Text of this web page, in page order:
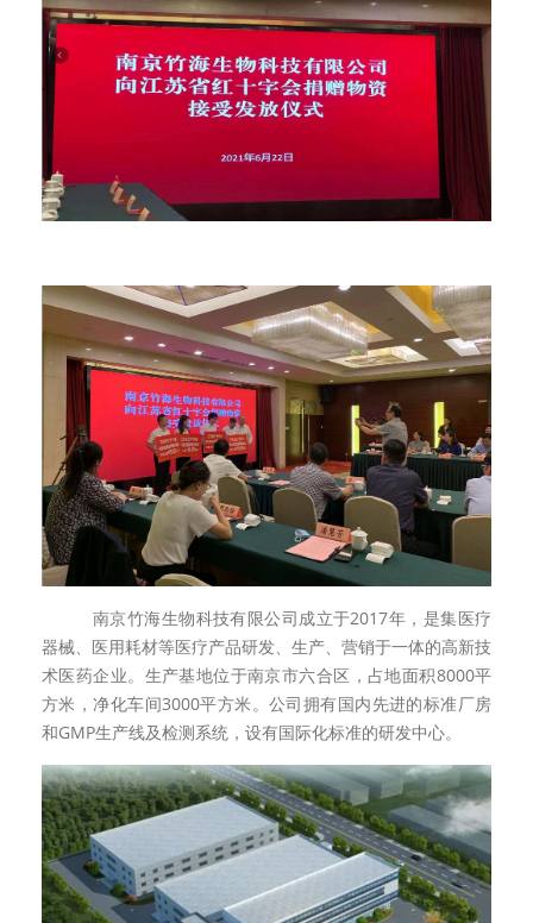
南京竹海生物科技有限公司成立于2017年，是集医疗
器械、医用耗材等医疗产品研发、生产、营销于一体的高新技
术医药企业。生产基地位于南京市六合区，占地面积8000平
方米，净化车间3000平方米。公司拥有国内先进的标准厂房
和GMP生产线及检测系统，设有国际化标准的研发中心。